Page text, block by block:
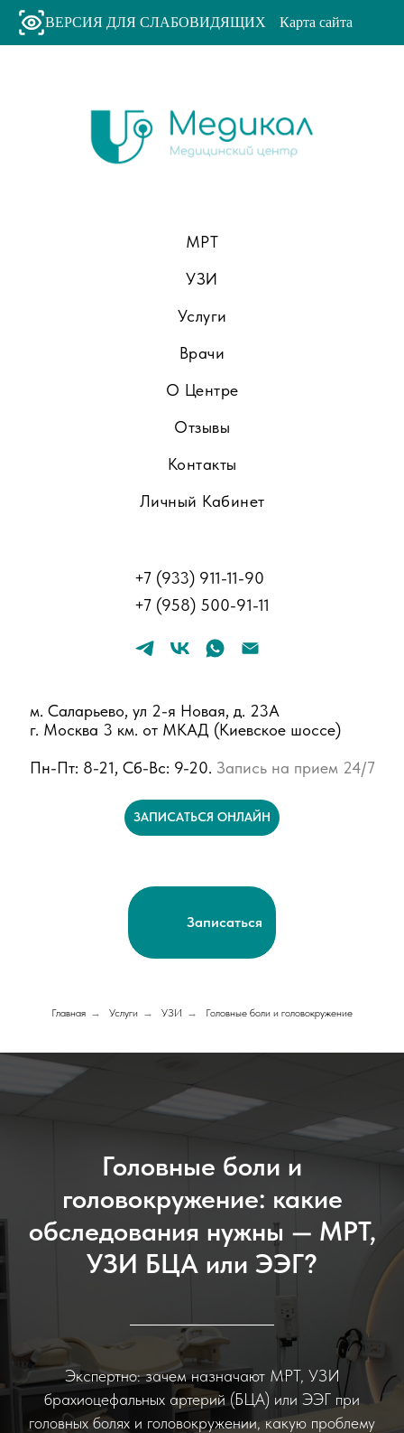
ВЕРСИЯ ДЛЯ СЛАБОВИДЯЩИХ Карта сайта
МРТ
УЗИ
Услуги
Врачи
О Центре
Отзывы
Контакты
Личный Кабинет
+7 (933) 911-11-90
+7 (958) 500-91-11
м. Саларьево, ул 2-я Новая, д. 23А
г. Москва 3 км. от МКАД (Киевское шоссе)
Пн-Пт: 8-21, Сб-Вс: 9-20. Запись на прием 24/7
ЗАПИСАТЬСЯ ОНЛАЙН
Записаться
Главная → Услуги → УЗИ → Головные боли и головокружение
Головные боли и
головокружение: какие
обследования нужны — МРТ,
УЗИ БЦА или ЭЭГ?
Экспертно: зачем назначают МРТ, УЗИ
брахиоцефальных артерий (БЦА) или ЭЭГ при
головных болях и головокружении, какую проблему